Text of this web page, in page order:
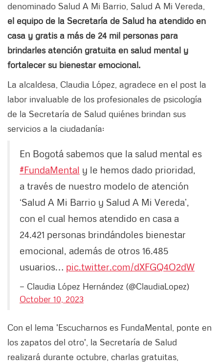
denominado Salud A Mi Barrio, Salud A Mi Vereda,
el equipo de la Secretaría de Salud ha atendido en
casa y gratis a más de 24 mil personas para
brindarles atención gratuita en salud mental y
fortalecer su bienestar emocional.
La alcaldesa, Claudia López, agradece en el post la
labor invaluable de los profesionales de psicología
de la Secretaría de Salud quiénes brindan sus
servicios a la ciudadanía:
En Bogotá sabemos que la salud mental es
#FundaMental y le hemos dado prioridad,
a través de nuestro modelo de atención
‘Salud A Mi Barrio y Salud A Mi Vereda’,
con el cual hemos atendido en casa a
24.421 personas brindándoles bienestar
emocional, además de otros 16.485
usuarios… pic.twitter.com/dXFGQ4O2dW
— Claudia López Hernández (@ClaudiaLopez)
October 10, 2023
Con el lema 'Escucharnos es FundaMental, ponte en
los zapatos del otro', la Secretaría de Salud
realizará durante octubre, charlas gratuitas,